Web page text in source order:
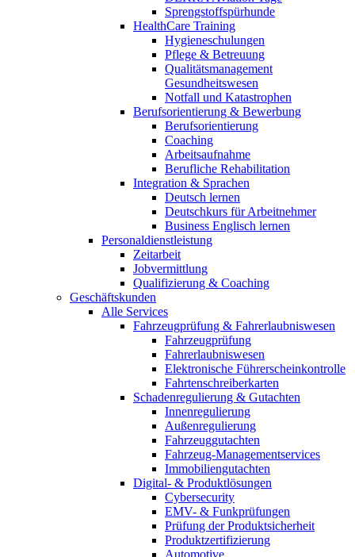
Sprengstoffspürhunde
HealthCare Training
Hygieneschulungen
Pflege & Betreuung
Qualitätsmanagement
Gesundheitswesen
Notfall und Katastrophen
Berufsorientierung & Bewerbung
Berufsorientierung
Coaching
Arbeitsaufnahme
Berufliche Rehabilitation
Integration & Sprachen
Deutsch lernen
Deutschkurs für Arbeitnehmer
Business Englisch lernen
Personaldienstleistung
Zeitarbeit
Jobvermittlung
Qualifizierung & Coaching
Geschäftskunden
Alle Services
Fahrzeugprüfung & Fahrerlaubniswesen
Fahrzeugprüfung
Fahrerlaubniswesen
Elektronische Führerscheinkontrolle
Fahrtenschreiberkarten
Schadenregulierung & Gutachten
Innenregulierung
Außenregulierung
Fahrzeuggutachten
Fahrzeug-Managementservices
Immobiliengutachten
Digital- & Produktlösungen
Cybersecurity
EMV- & Funkprüfungen
Prüfung der Produktsicherheit
Produktzertifizierung
Automotive